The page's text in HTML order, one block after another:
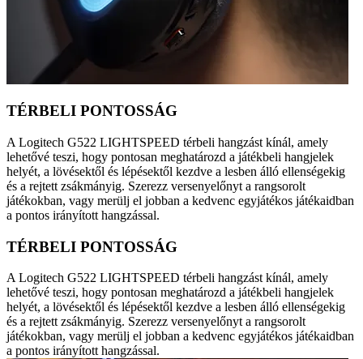
TÉRBELI PONTOSSÁG
A Logitech G522 LIGHTSPEED térbeli hangzást kínál, amely
lehetővé teszi, hogy pontosan meghatározd a játékbeli hangjelek
helyét, a lövésektől és lépésektől kezdve a lesben álló ellenségekig
és a rejtett zsákmányig. Szerezz versenyelőnyt a rangsorolt
játékokban, vagy merülj el jobban a kedvenc egyjátékos játékaidban
a pontos irányított hangzással.
TÉRBELI PONTOSSÁG
A Logitech G522 LIGHTSPEED térbeli hangzást kínál, amely
lehetővé teszi, hogy pontosan meghatározd a játékbeli hangjelek
helyét, a lövésektől és lépésektől kezdve a lesben álló ellenségekig
és a rejtett zsákmányig. Szerezz versenyelőnyt a rangsorolt
játékokban, vagy merülj el jobban a kedvenc egyjátékos játékaidban
a pontos irányított hangzással.